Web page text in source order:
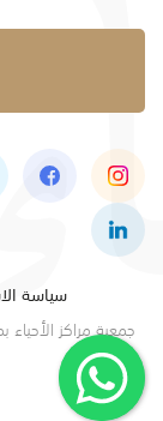
سياسة
جمعية مراكز